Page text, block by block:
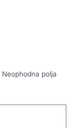
Neophodna polja